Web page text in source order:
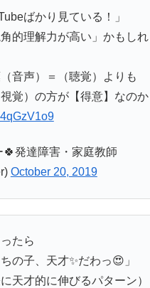
ばかり見ている！」
的理解力が高い」かもし
音声）＝（聴覚）よりも
覚）の方が【得意】なのか
発達障害・家庭教師
October 20, 2019
たら
の子、天才✨だわっ😍」
天才的に伸びるパターン）